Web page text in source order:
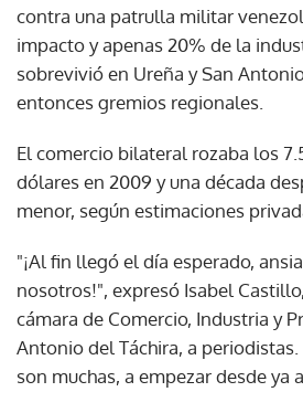
contra una patrulla militar
impacto y apenas 20% de la
sobrevivió en Ureña y San
entonces gremios regionales.
El comercio bilateral rozaba los
dólares en 2009 y una década
menor, según estimaciones
"¡Al fin llegó el día esperado,
nosotros!", expresó Isabel
cámara de Comercio, Industria y
Antonio del Táchira, a
son muchas, a empezar desde ya